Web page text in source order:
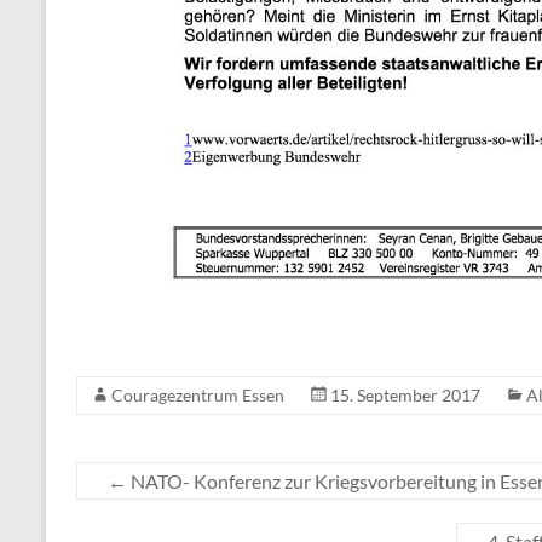
Couragezentrum Essen 15. September 2017
← NATO- Konferenz zur Kriegsvorbereitung in